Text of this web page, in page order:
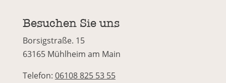
Besuchen Sie uns
Borsigstraße. 15
63165 Mühlheim am Main
Telefon: 06108 825 53 55